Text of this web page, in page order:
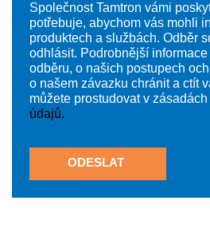
Společnost Tamtron vámi
potřebuje, abychom vás mohli
produktech a službách. Odběr
odhlásit. Podrobnější
odběru, o našich postupech
o našem závazku chránit a ctít
můžete prostudovat v
údajů.